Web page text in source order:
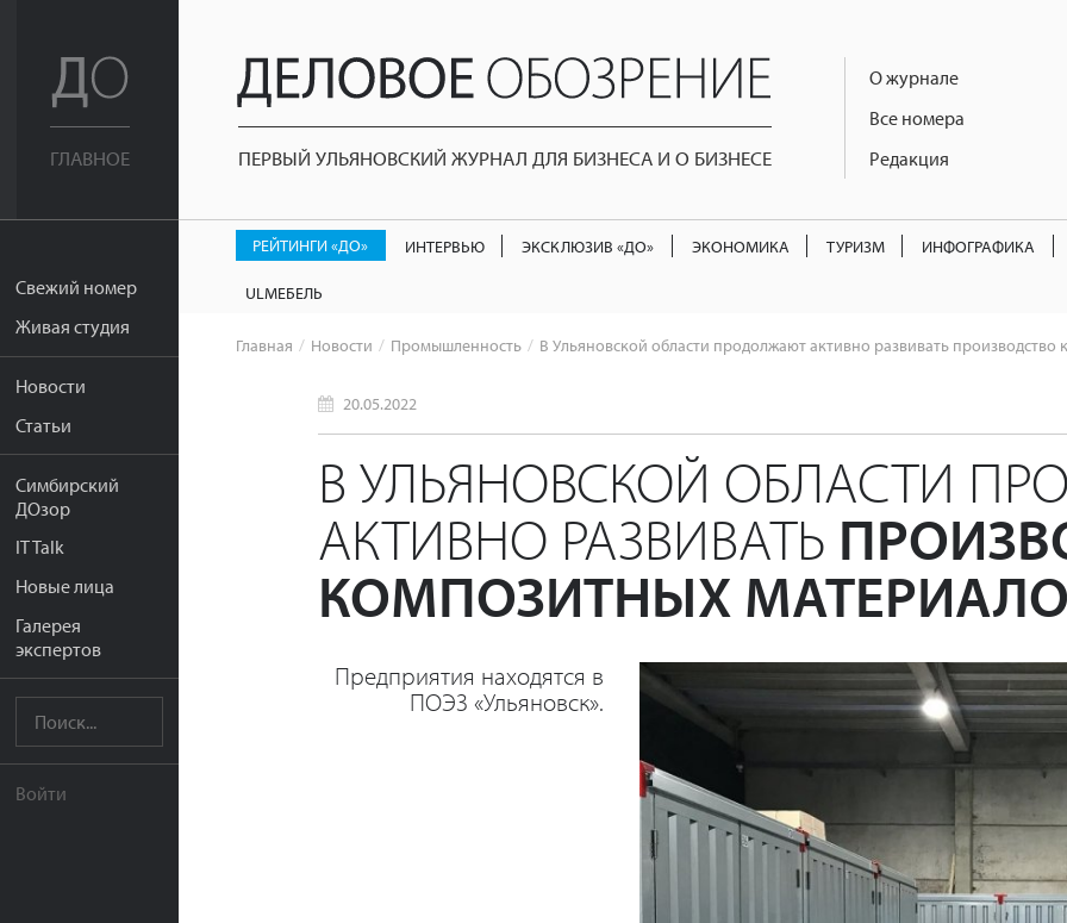
ГЛАВНОЕ
Свежий номер
Живая студия
Новости
Статьи
Симбирский
ДОзор
IT Talk
Новые лица
Галерея
экспертов
Войти
ПЕРВЫЙ УЛЬЯНОВСКИЙ ЖУРНАЛ ДЛЯ БИЗНЕСА И О БИЗНЕСЕ
О журнале
Все номера
Редакция
РЕЙТИНГИ «ДО» ИНТЕРВЬЮ ЭКСКЛЮЗИВ «ДО» ЭКОНОМИКА ТУРИЗМ ИНФОГРАФИКА
ULМЕБЕЛЬ
Главная Новости Промышленность В Ульяновской области продолжают активно развивать
20.05.2022
В УЛЬЯНОВСКОЙ ОБЛАСТИ
АКТИВНО РАЗВИВАТЬ
КОМПОЗИТНЫХ
Предприятия находятся в
ПОЭЗ «Ульяновск».